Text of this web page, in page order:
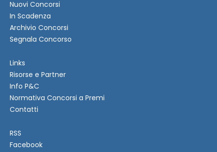
Nuovi Concorsi
In Scadenza
Archivio Concorsi
Segnala Concorso
Links
Risorse e Partner
Info P&C
Normativa Concorsi a Premi
Contatti
RSS
Facebook